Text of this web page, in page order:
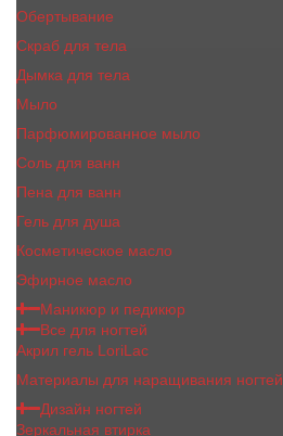
Обертывание
Скраб для тела
Дымка для тела
Мыло
Парфюмированное мыло
Соль для ванн
Пена для ванн
Гель для душа
Косметическое масло
Эфирное масло
Маникюр и педикюр
Все для ногтей
Акрил гель LoriLac
Материалы для наращивания ногтей
Дизайн ногтей
Зеркальная втирка